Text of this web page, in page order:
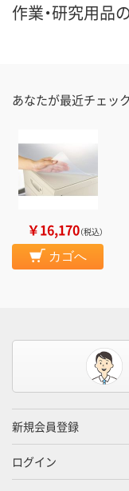
作業・研究用品
あなたが最近チェッ
￥16,170（税込）
カゴへ
新規会員登録
ログイン